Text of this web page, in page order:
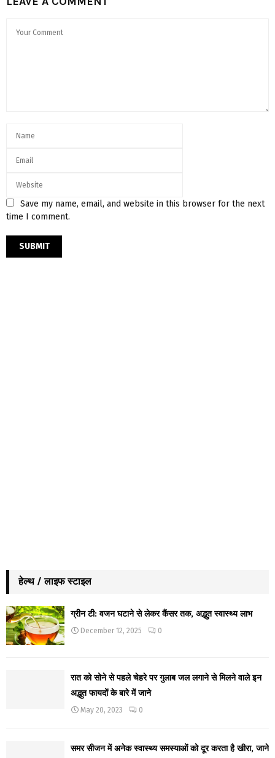
Save my name, email, and website in this browser for the next
time I comment.
हेल्थ / लाइफ स्टाइल
ग्रीन टी: वजन घटाने से लेकर कैंसर तक, अद्भुत स्वास्थ्य लाभ
December 12, 2025 0
रात को सोने से पहले चेहरे पर गुलाब जल लगाने से मिलने वाले इन
अद्भुत फायदों के बारे में जाने
May 20, 2023 0
समर सीजन में अनेक स्वास्थ्य समस्याओं को दूर करता है खीरा, जाने